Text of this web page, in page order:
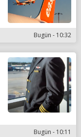
Bugün - 10:32
Bugün - 10:11